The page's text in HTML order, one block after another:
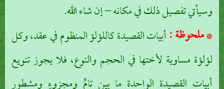
وسيأتي تفصيل ذلك في مكانه – إن شاء الله.
*ملحوظة :أبيات القصيدة كاللؤلؤ المنظوم في عقد، وكل
لؤلؤة مساوية لأختها في الحجم والنوع، فلا يجوز تنويع